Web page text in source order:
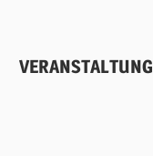
VERANSTALTUNG